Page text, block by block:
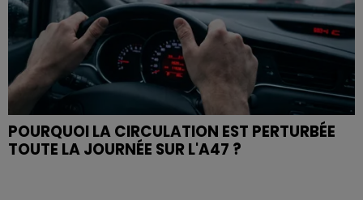
POURQUOI LA CIRCULATION EST PERTURBÉE
TOUTE LA JOURNÉE SUR L'A47 ?